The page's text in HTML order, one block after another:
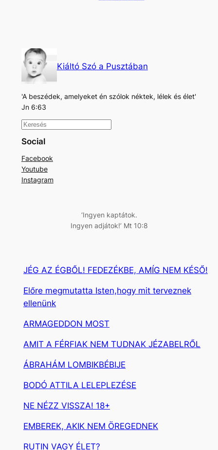
Kiáltó Szó a Pusztában
'A beszédek, amelyeket én szólok néktek, lélek és élet'
Jn 6:63
K
e
e
s
Social
Facebook
Youtube
Instagram
‘Ingyen kaptátok.
Ingyen adjátok!’ Mt 10:8
JÉG AZ ÉGBŐL! FEDEZÉKBE, AMÍG NEM KÉSŐ!
Előre megmutatta Isten,hogy mit terveznek
ellenünk
ARMAGEDDON MOST
AMIT A FÉRFIAK NEM TUDNAK JÉZABELRŐL
ÁBRAHÁM LOMBIKBÉBIJE
BODÓ ATTILA LELEPLEZÉSE
NE NÉZZ VISSZA! 18+
EMBEREK, AKIK NEM ÖREGEDNEK
RUTIN VAGY ÉLET?